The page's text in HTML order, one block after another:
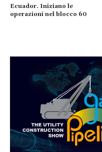
Ecuador. Iniziano le
operazioni nel blocco 60